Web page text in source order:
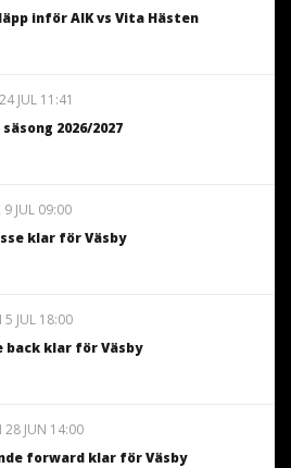
inför AIK vs Vita Hästen
JUL 11:41
2026/2027
9 JUL 09:00
klar för Väsby
5 JUL 18:00
back klar för Väsby
28 JUN 14:00
forward klar för Väsby